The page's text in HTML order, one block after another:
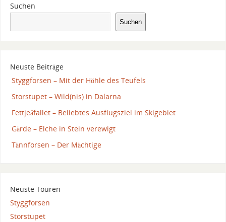
Suchen
Suchen
Neuste Beiträge
Styggforsen – Mit der Höhle des Teufels
Storstupet – Wild(nis) in Dalarna
Fettjeåfallet – Beliebtes Ausflugsziel im Skigebiet
Gärde – Elche in Stein verewigt
Tännforsen – Der Mächtige
Neuste Touren
Styggforsen
Storstupet